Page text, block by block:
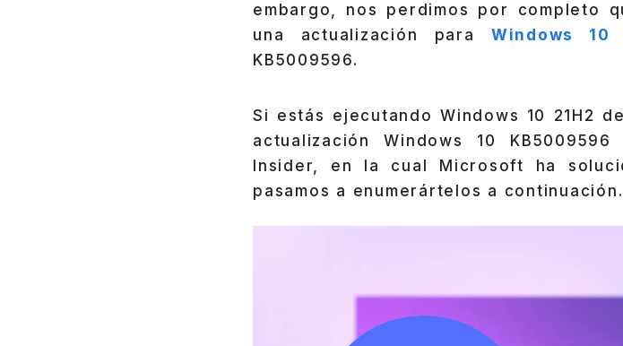
embargo, nos perdimos por completo
una actualización para Windows 10
KB5009596.
Si estás ejecutando Windows 10 21H2
actualización Windows 10
Insider, en la cual Microsoft ha
pasamos a enumerártelos a continuación.